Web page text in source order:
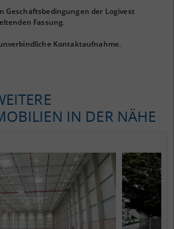
Geschäftsbedingungen der Logivest
Fassung.
Kontaktaufnahme.
IN DER NÄHE